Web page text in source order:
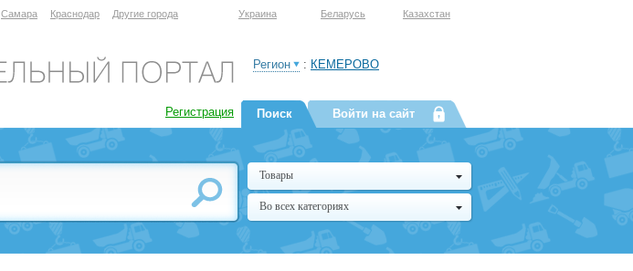
Самара Краснодар Другие города Украина Беларусь Казахстан
Регистрация
Регион : КЕМЕРОВО
Поиск Войти на сайт
Товары
Во всех категориях